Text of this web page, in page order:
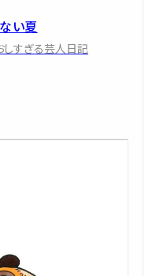
い夏
すぎる芸人日記